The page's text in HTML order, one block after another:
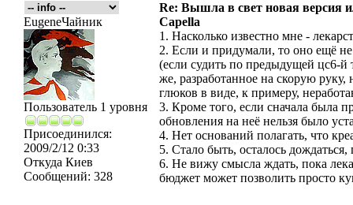
Re: Вышла в свет новая версия
EugeneЧайник
Пользователь 1 уровня
Присоединился:
2009/2/12 0:33
Откуда Киев
Сообщений: 328
Capella
1. Насколько известно мне -
2. Если и придумали, то оно ещё не
(если судить по предыдущей цс6-й
же, разработанное на скорую
глюков в виде, к примеру,
3. Кроме того, если сначала была
обновления на неё нельзя было
4. Нет оснований полагать, что
5. Стало быть, осталось
6. Не вижу смысла ждать, пока
бюджет может позволить просто